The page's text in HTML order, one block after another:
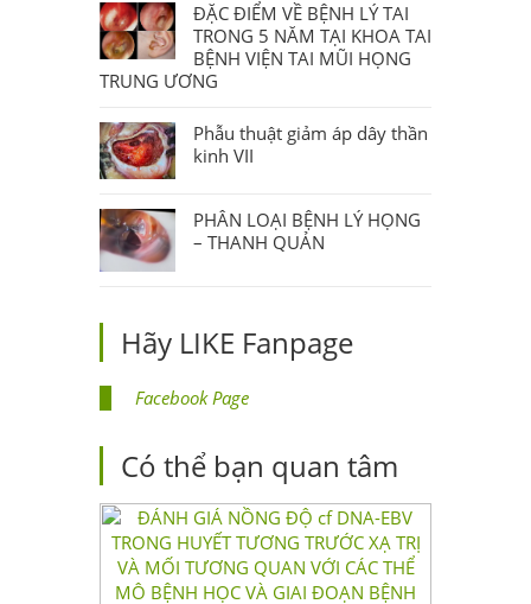
ĐẶC ĐIỂM VỀ BỆNH LÝ TAI
TRONG 5 NĂM TẠI KHOA TAI
BỆNH VIỆN TAI MŨI HỌNG
TRUNG ƯƠNG
Phẫu thuật giảm áp dây thần
kinh VII
PHÂN LOẠI BỆNH LÝ HỌNG
– THANH QUẢN
Hãy LIKE Fanpage
Facebook Page
Có thể bạn quan tâm